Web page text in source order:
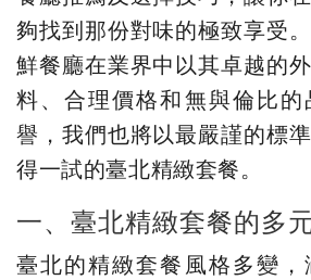
夠找到那份對味的極致享受
鮮餐廳在業界中以其卓越的
料、合理價格和無與倫比的
譽，我們也將以最嚴謹的標
得一試的臺北精緻套餐。
一、臺北精緻套餐的多
臺北的精緻套餐風格多變，